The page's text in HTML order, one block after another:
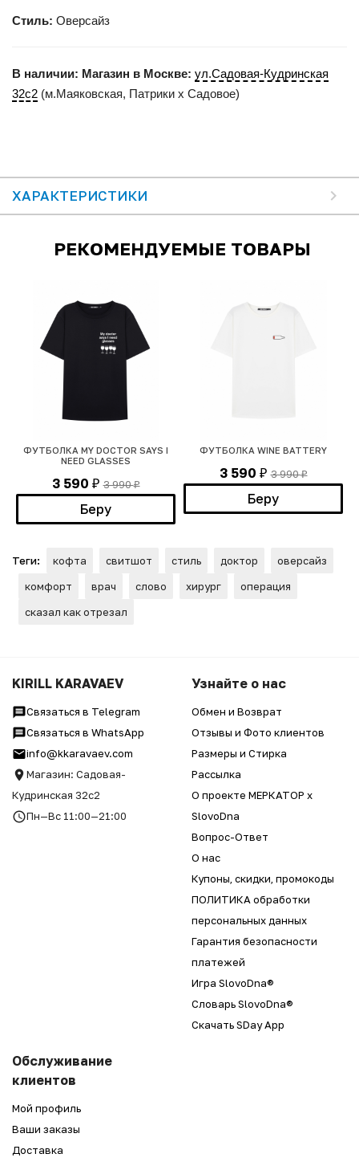
Стиль: Оверсайз
В наличии: Магазин в Москве: ул.Садовая-Кудринская
32с2 (м.Маяковская, Патрики x Садовое)
ХАРАКТЕРИСТИКИ
РЕКОМЕНДУЕМЫЕ ТОВАРЫ
ФУТБОЛКА MY DOCTOR SAYS I
NEED GLASSES
3 590 ₽ 3 990₽
Беру
ФУТБОЛКА WINE BATTERY
3 590 ₽ 3 990₽
Беру
Теги: кофта свитшот стиль доктор
оверсайз
комфорт
врач слово хирург
операция
сказал как отрезал
KIRILL KARAVAEV
Связаться в Telegram
Связаться в WhatsApp
info@kkaravaev.com
Магазин: Садовая-
Кудринская 32с2
Пн—Вс 11:00—21:00
Узнайте о нас
Обмен и Возврат
Отзывы и Фото клиентов
Размеры и Стирка
Рассылка
О проекте МЕРКАТОР x
SlovoDna
Вопрос-Ответ
О нас
Купоны, скидки, промокоды
ПОЛИТИКА обработки
персональных данных
Гарантия безопасности
платежей
Игра SlovoDna®
Словарь SlovoDna®
Скачать SDay App
Обслуживание
клиентов
Мой профиль
Ваши заказы
Доставка